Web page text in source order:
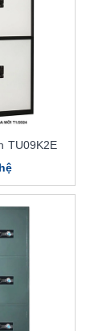
TU09K2E